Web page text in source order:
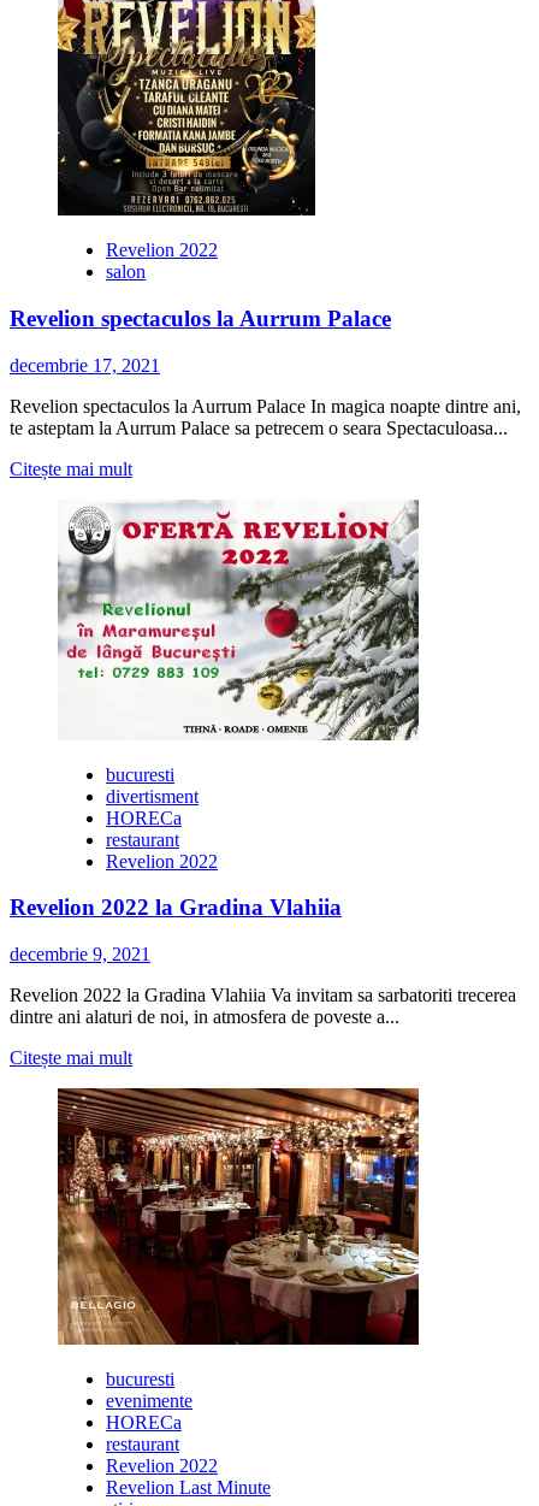
Revelion 2022
salon
Revelion spectaculos la Aurrum Palace
decembrie 17, 2021
Revelion spectaculos la Aurrum Palace In magica noapte dintre ani,
te asteptam la Aurrum Palace sa petrecem o seara Spectaculoasa...
Citește mai multCitește
multe
despre
Revelion
spectaculos
la
Aurrum
Palace
bucuresti
divertisment
HORECa
restaurant
Revelion 2022
Revelion 2022 la Gradina Vlahiia
decembrie 9, 2021
Revelion 2022 la Gradina Vlahiia Va invitam sa sarbatoriti trecerea
dintre ani alaturi de noi, in atmosfera de poveste a...
Citește mai multCitește
multe
despre
Revelion
2022
la
Gradina
Vlahiia
bucuresti
evenimente
HORECa
restaurant
Revelion 2022
Revelion Last Minute